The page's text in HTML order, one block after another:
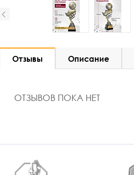
Отзывы Описание
ОТЗЫВОВ ПОКА НЕТ